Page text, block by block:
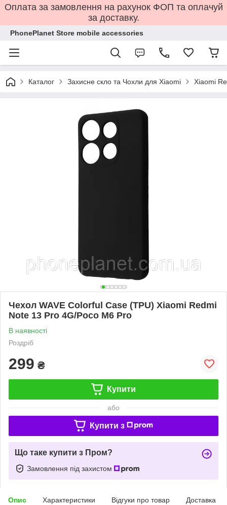
Оплата за замовлення на рахунок ФОП та оплачуй
за доставку.
PhonePlanet Store mobile accessories
Каталог Захисне скло та Чохли для Xiaomi Xiaomi
Чехол WAVE Colorful Case (TPU) Xiaomi Redmi
Note 13 Pro 4G/Poco M6 Pro
В наявності
Роздріб
299 ₴
Купити
або
Купити з
Що таке купити з Пром?
Замовлення під захистом
Опис Характеристики Відгуки про товар Доставка